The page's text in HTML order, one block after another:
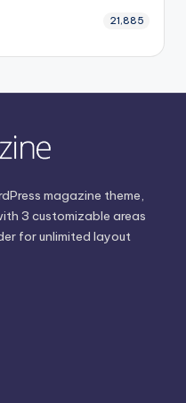
21,885
magazine theme,
3 customizable areas
for unlimited layout